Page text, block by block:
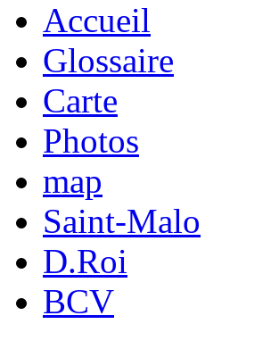
Accueil
Glossaire
Carte
Photos
map
Saint-Malo
D.Roi
BCV